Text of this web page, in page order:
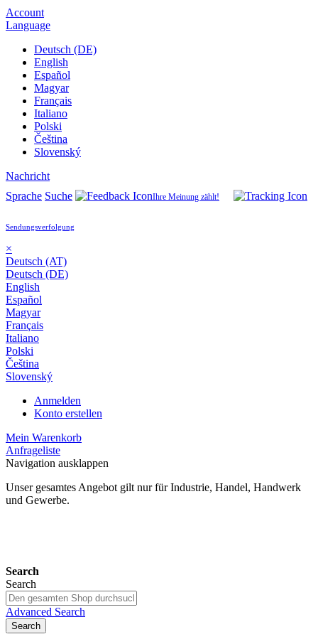
Account
Language
Deutsch (DE)
English
Español
Magyar
Français
Italiano
Polski
Čeština
Slovenský
Nachricht
Sprache Suche Ihre Meinung zählt!
Sendungsverfolgung
×
Deutsch (AT)
Deutsch (DE)
English
Español
Magyar
Français
Italiano
Polski
Čeština
Slovenský
Anmelden
Konto erstellen
Mein Warenkorb
Anfrageliste
Navigation ausklappen
Unser gesamtes Angebot gilt nur für Industrie, Handel, Handwerk
und Gewerbe.
Search
Search
Advanced Search
Search